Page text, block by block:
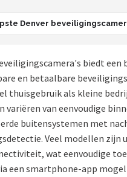
Denver
biedt een
en betaalbare
thuisgebruik als kleine
variëren van eenvoudige
buitensystemen met
Veel modellen zijn
wat eenvoudige
een smartphone-app